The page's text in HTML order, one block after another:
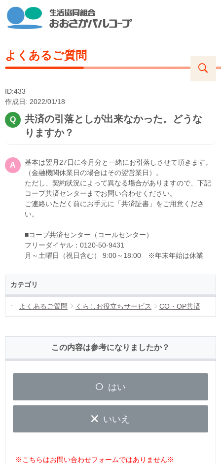
よくあるご質問
ID:433
作成日: 2022/01/18
共済の引落としが出来なかった。どうな
りますか？
基本は翌月27日に今月分と一緒にお引落しさせて頂きます。
（金融機関休業日の場合はその翌営業日）。
ただし、契約状況によって異なる場合がありますので、下記
コープ共済センターまでお問い合わせください。
ご連絡いただく前にお手元に「共済証書」をご用意くださ
い。
■コープ共済センター（コールセンター）
フリーダイヤル：0120-50-9431
月～土曜日（祝日含む） 9:00～18:00 ※年末年始は休業
カテゴリ
よくあるご質問 くらしお役立ちサービス CO・OP共済
この内容は参考になりましたか？
はい
いいえ
※こちらはお問い合わせフォームではありません※